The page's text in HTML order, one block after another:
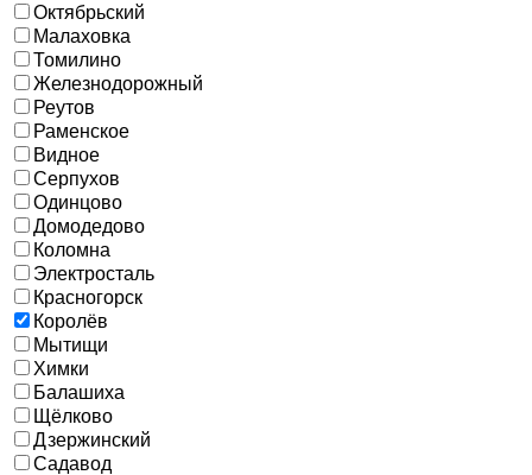
Октябрьский
Малаховка
Томилино
Железнодорожный
Реутов
Раменское
Видное
Серпухов
Одинцово
Домодедово
Коломна
Электросталь
Красногорск
Королёв
Мытищи
Химки
Балашиха
Щёлково
Дзержинский
Садавод